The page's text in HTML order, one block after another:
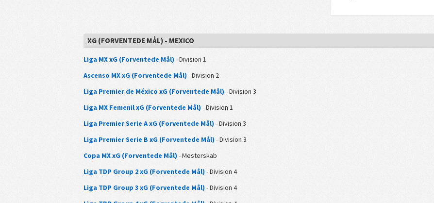
XG (FORVENTEDE MÅL) - MEXICO
Liga MX xG (Forventede Mål) - Division 1
Ascenso MX xG (Forventede Mål) - Division 2
Liga Premier de México xG (Forventede Mål) - Division 3
Liga MX Femenil xG (Forventede Mål) - Division 1
Liga Premier Serie A xG (Forventede Mål) - Division 3
Liga Premier Serie B xG (Forventede Mål) - Division 3
Copa MX xG (Forventede Mål) - Mesterskab
Liga TDP Group 2 xG (Forventede Mål) - Division 4
Liga TDP Group 3 xG (Forventede Mål) - Division 4